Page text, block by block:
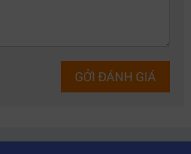
GỞI ĐÁNH GIÁ